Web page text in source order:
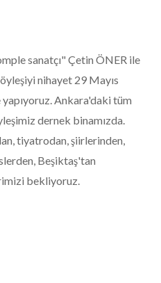
sanatçı" Çetin ÖNER ile
nihayet 29 Mayıs
Ankara'daki tüm
dernek binamızda.
tiyatrodan, şiirlerinden,
Beşiktaş'tan
bekliyoruz.